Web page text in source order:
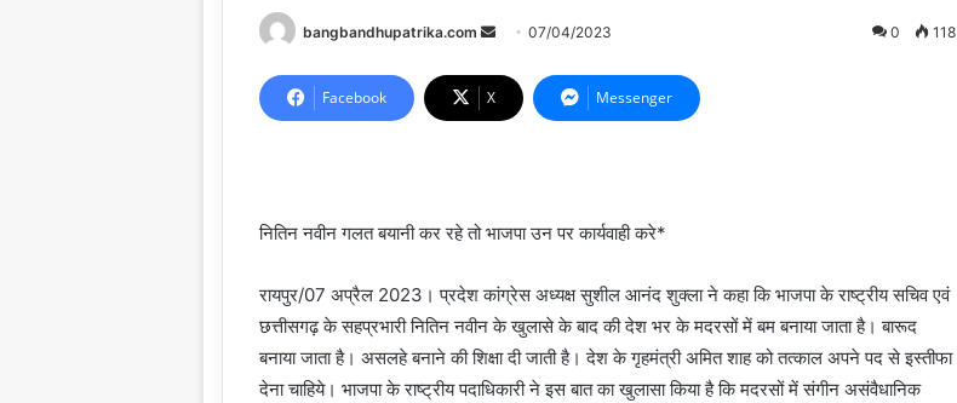
bangbandhupatrika.com
Send
email
07/04/2023 0 118
Facebook X Messenger
नितिन नवीन गलत बयानी कर रहे तो भाजपा उन पर कार्यवाही करे*
रायपुर/07 अप्रैल 2023। प्रदेश कांग्रेस अध्यक्ष सुशील आनंद शुक्ला ने कहा कि भाजपा के राष्ट्रीय सचिव एवं
छत्तीसगढ़ के सहप्रभारी नितिन नवीन के खुलासे के बाद की देश भर के मदरसों में बम बनाया जाता है। बारूद
बनाया जाता है। असलहे बनाने की शिक्षा दी जाती है। देश के गृहमंत्री अमित शाह को तत्काल अपने पद से इस्तीफा
देना चाहिये। भाजपा के राष्ट्रीय पदाधिकारी ने इस बात का खुलासा किया है कि मदरसों में संगीन असंवैधानिक